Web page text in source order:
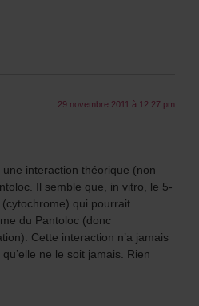
29 novembre 2011 à 12:27 pm
interaction théorique (non
Il semble que, in vitro, le 5-
qui pourrait
du Pantoloc (donc
Cette interaction n’a jamais
ne le soit jamais. Rien